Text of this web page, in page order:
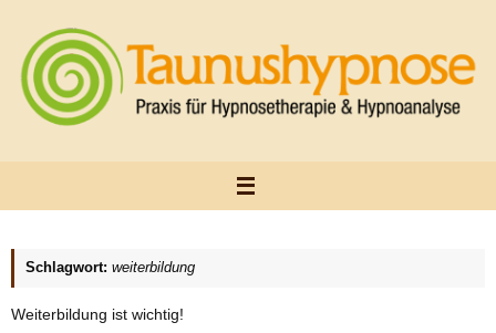
springen
Schlagwort: weiterbildung
Weiterbildung ist wichtig!